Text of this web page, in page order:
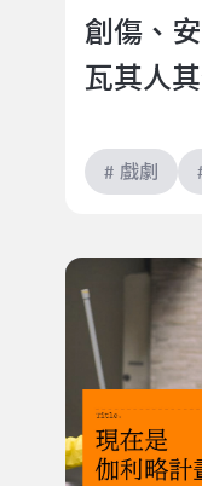
創傷、
瓦其人
# 戲劇
伽利略計畫：